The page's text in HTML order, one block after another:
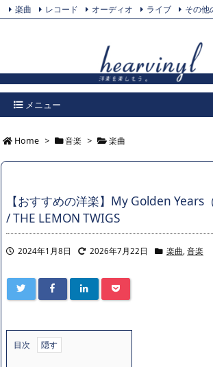
メニュー
楽曲 レコード オーディオ ライブ
その他
Home > 音楽 > 楽曲
【おすすめの洋楽】My Golden
/ THE LEMON TWIGS
2024年1月8日 2026年7月22日 楽曲, 音楽
目次